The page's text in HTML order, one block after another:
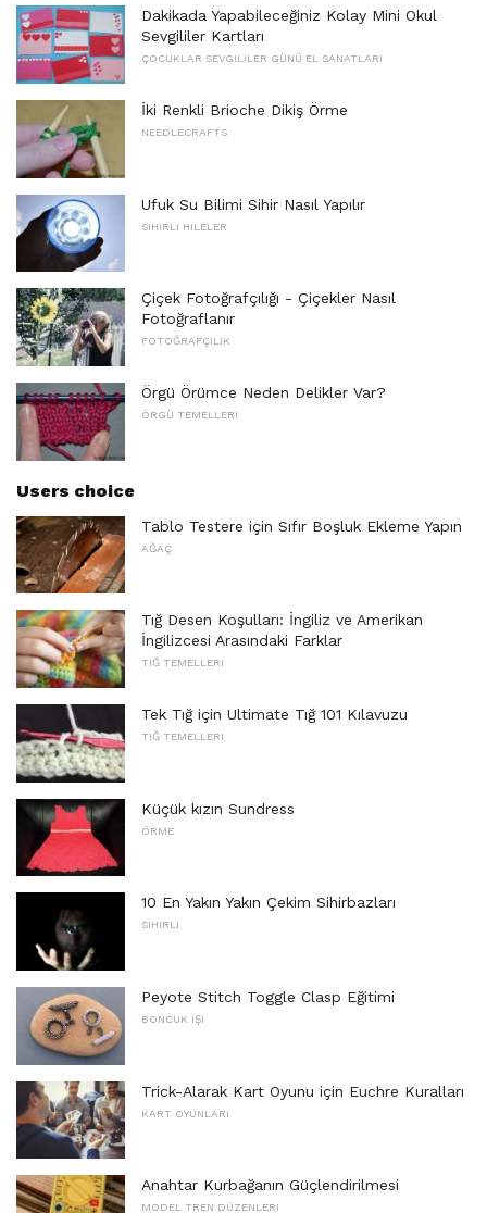
Dakikada Yapabileceğiniz Kolay Mini Okul
Sevgililer Kartları
ÇOCUKLAR SEVGILILER GÜNÜ EL SANATLARI
İki Renkli Brioche Dikiş Örme
NEEDLECRAFTS
Ufuk Su Bilimi Sihir Nasıl Yapılır
SIHIRLI HILELER
Çiçek Fotoğrafçılığı - Çiçekler Nasıl
Fotoğraflanır
FOTOĞRAFÇILIK
Örgü Örümce Neden Delikler Var?
ÖRGÜ TEMELLERI
Users choice
Tablo Testere için Sıfır Boşluk Ekleme Yapın
AĞAÇ
Tığ Desen Koşulları: İngiliz ve Amerikan
İngilizcesi Arasındaki Farklar
TIĞ TEMELLERI
Tek Tığ için Ultimate Tığ 101 Kılavuzu
TIĞ TEMELLERI
Küçük kızın Sundress
ÖRME
10 En Yakın Yakın Çekim Sihirbazları
SIHIRLI
Peyote Stitch Toggle Clasp Eğitimi
BONCUK IŞI
Trick-Alarak Kart Oyunu için Euchre Kuralları
KART OYUNLARI
Anahtar Kurbağanın Güçlendirilmesi
MODEL TREN DÜZENLERI